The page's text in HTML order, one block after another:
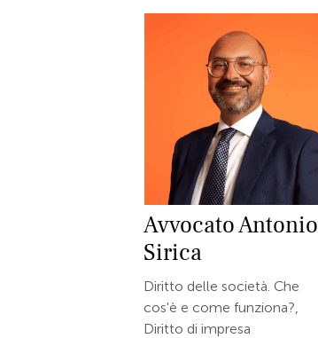
AvvocatoAntonio
Sirica
Diritto delle società. Che
cos'è e come funziona?,
Diritto di impresa